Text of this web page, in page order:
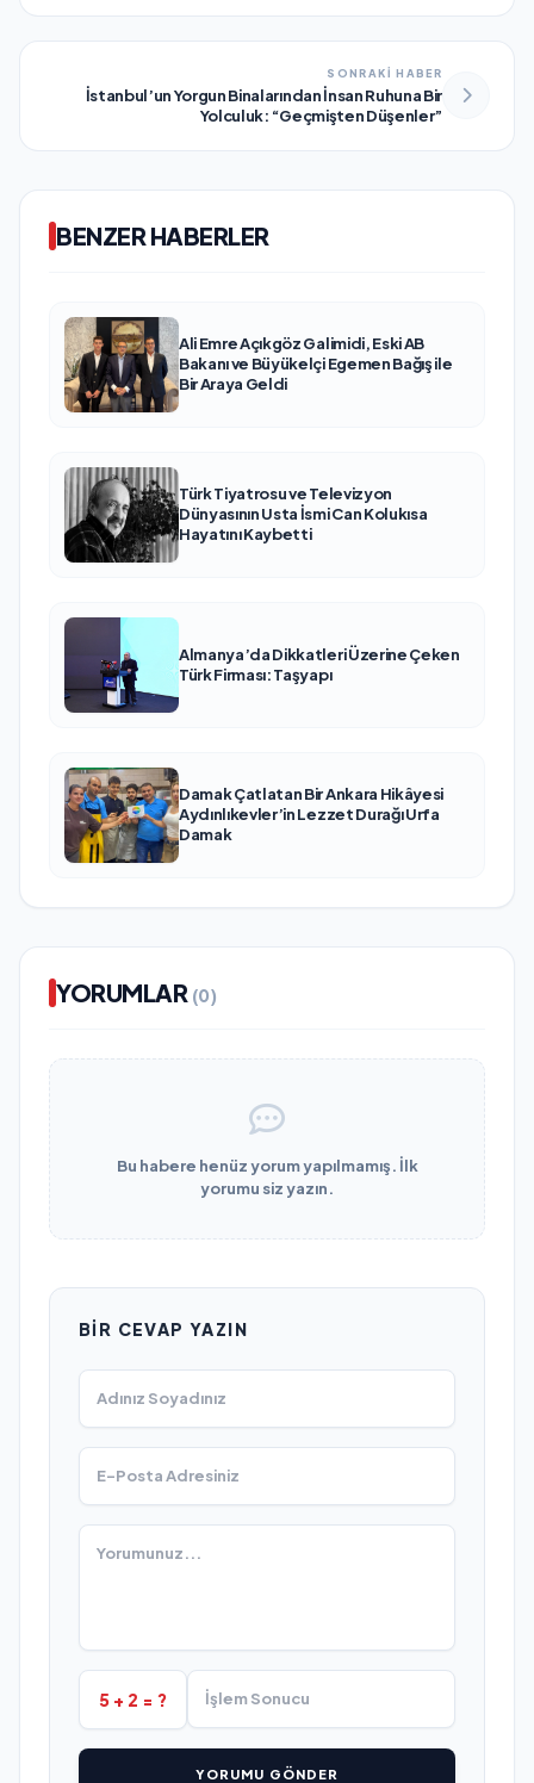
SONRAKİ HABER
İstanbul’un Yorgun Binalarından İnsan Ruhuna Bir
Yolculuk: “Geçmişten Düşenler”
BENZER HABERLER
Ali Emre Açıkgöz Galimidi, Eski AB
Bakanı ve Büyükelçi Egemen Bağış ile
Bir Araya Geldi
Türk Tiyatrosu ve Televizyon
Dünyasının Usta İsmi Can Kolukısa
Hayatını Kaybetti
Almanya’da Dikkatleri Üzerine Çeken
Türk Firması: Taşyapı
Damak Çatlatan Bir Ankara Hikâyesi
Aydınlıkevler’in Lezzet Durağı Urfa
Damak
YORUMLAR (0)
Bu habere henüz yorum yapılmamış. İlk
yorumu siz yazın.
BIR CEVAP YAZIN
5 + 2 = ?
YORUMU GÖNDER